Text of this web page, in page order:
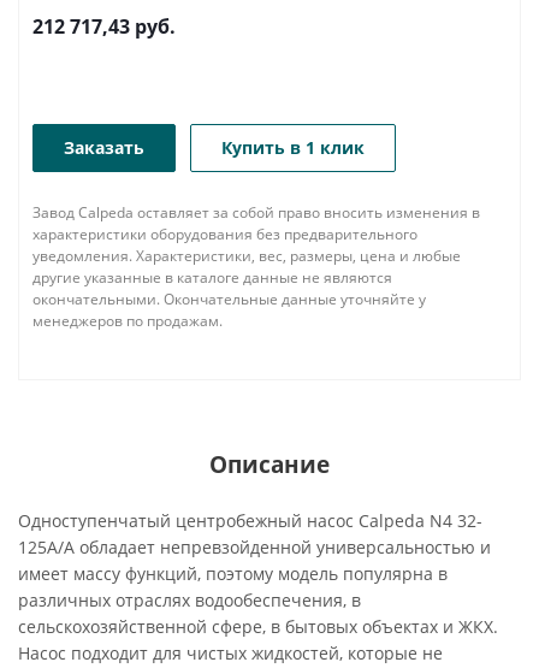
212 717,43 руб.
Заказать Купить в 1 клик
Завод Calpeda оставляет за собой право вносить изменения в
характеристики оборудования без предварительного
уведомления. Характеристики, вес, размеры, цена и любые
другие указанные в каталоге данные не являются
окончательными. Окончательные данные уточняйте у
менеджеров по продажам.
Описание
Одноступенчатый центробежный насос Calpeda N4 32-
125A/A обладает непревзойденной универсальностью и
имеет массу функций, поэтому модель популярна в
различных отраслях водообеспечения, в
сельскохозяйственной сфере, в бытовых объектах и ЖКХ.
Насос подходит для чистых жидкостей, которые не